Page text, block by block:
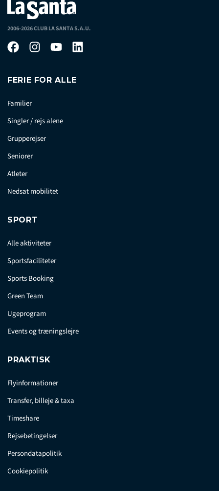
2006-2026 CLUB LA SANTA S.A.U.
FERIE FOR ALLE
Familier
Singler / rejs alene
Grupperejser
Seniorer
Atleter
Nedsat mobilitet
SPORT
Alle aktiviteter
Sportsfaciliteter
Sports Booking
Green Team
Ugeprogram
Events og træningslejre
PRAKTISK
Flyinformationer
Transfer, billeje & taxa
Timeshare
Rejsebetingelser
Persondatapolitik
Cookiepolitik